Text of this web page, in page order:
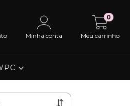
Minha conta Meu carrinho
0